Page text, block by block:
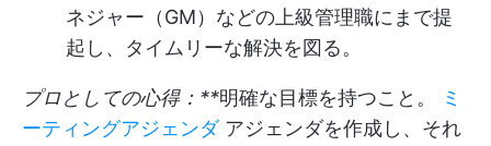
ネジャー（GM）などの上級管理職にまで提
起し、タイムリーな解決を図る。
プロとしての心得：**明確な目標を持つこと。
ミ
ーティングアジェンダアジェンダを作成し、それ